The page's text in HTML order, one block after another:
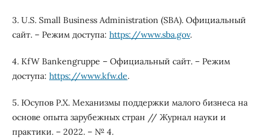
3. U.S. Small Business Administration (SBA). Официальный
сайт. – Режим доступа: https://www.sba.gov.
4. KfW Bankengruppe – Официальный сайт. – Режим
доступа: https://www.kfw.de.
5. Юсупов Р.Х. Механизмы поддержки малого бизнеса на
основе опыта зарубежных стран // Журнал науки и
практики. – 2022. – № 4.